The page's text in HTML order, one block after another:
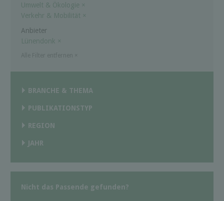
Umwelt & Ökologie ×
Verkehr & Mobilität ×
Anbieter
Lünendonk ×
BRANCHE & THEMA
PUBLIKATIONSTYP
REGION
JAHR
Nicht das Passende gefunden?